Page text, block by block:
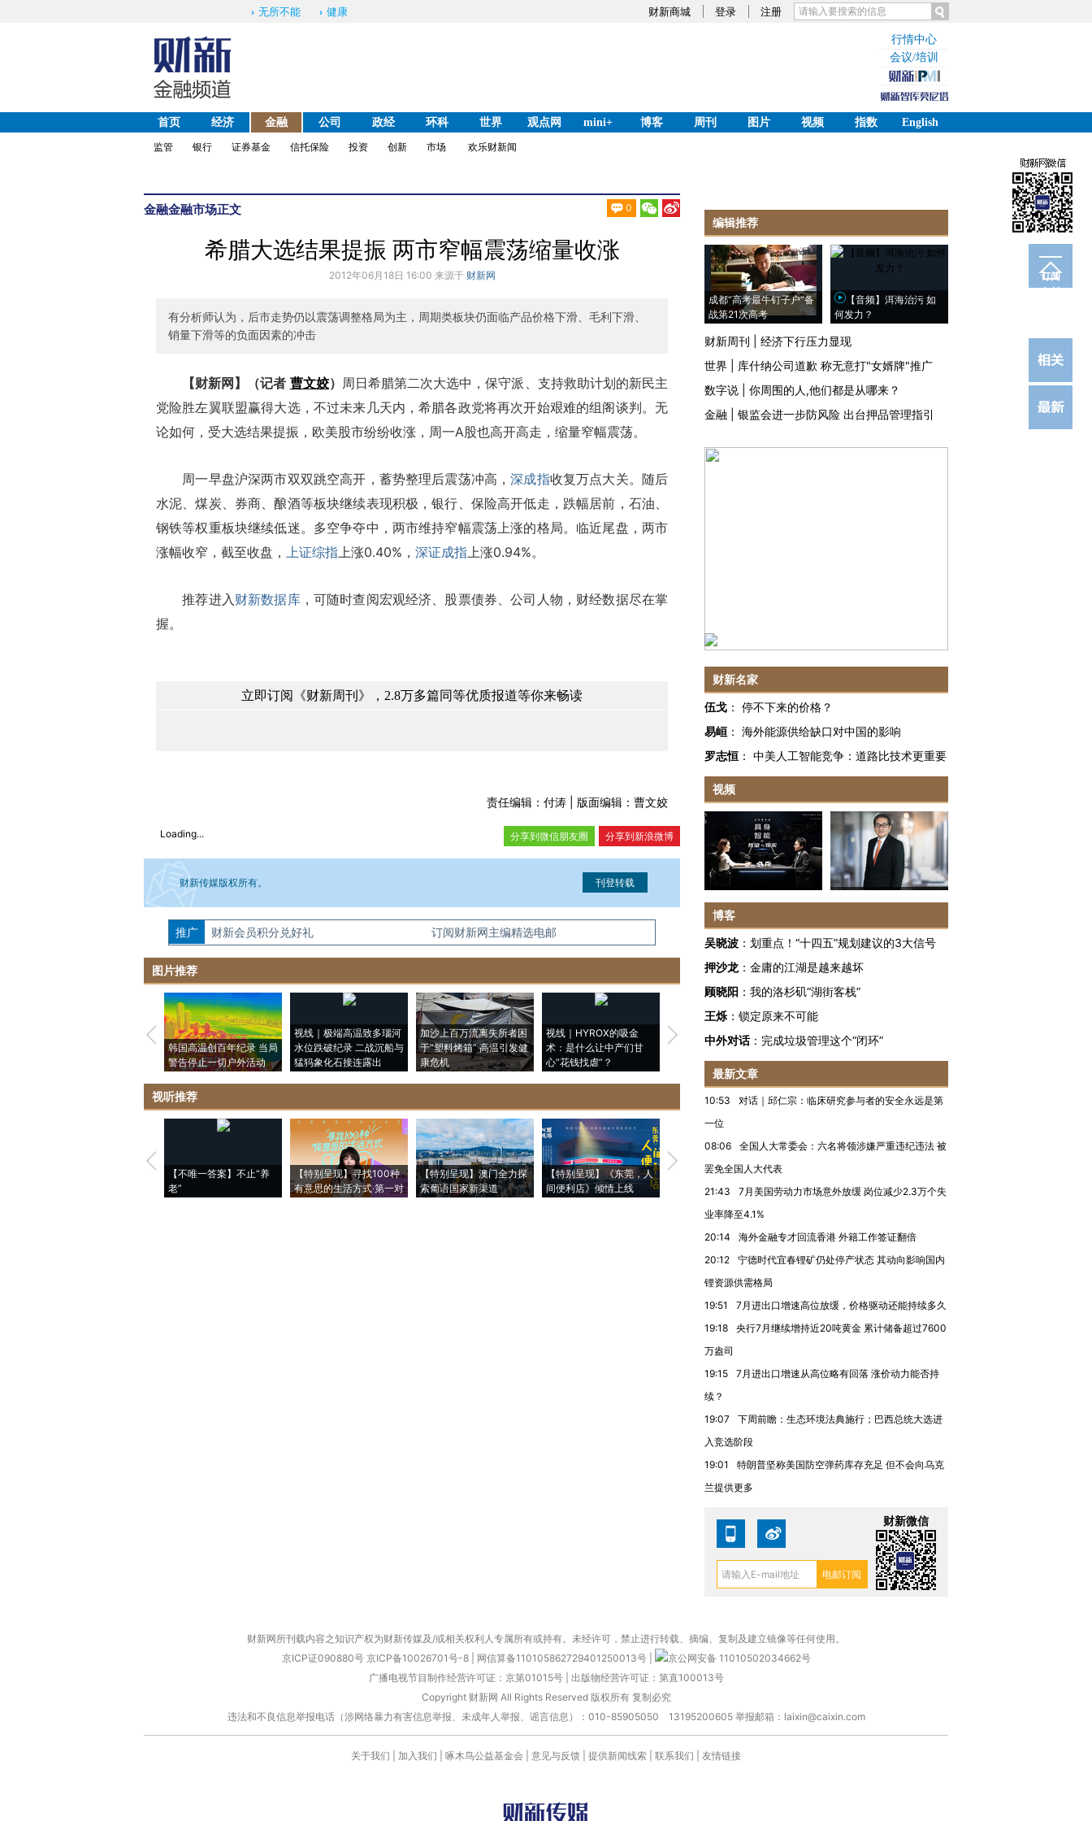
财新商城 登录 注册
无所不能 健康
行情中心
会议/培训
首页 经济 金融 公司 政经 环科 世界 观点网 mini+ 博客 周刊 图片 视频 指数
English
监管
银行 证券基金 信托保险 投资 创新 市场 欢乐财新闻
金融金融市场正文 0
订阅
电邮
希腊大选结果提振 两市窄幅震荡缩量收涨
2012年06月18日 16:00 来源于 财新网
有分析师认为，后市走势仍以震荡调整格局为主，周期类板块仍面临产品价格下滑、毛利下滑、
销量下滑等的负面因素的冲击
【财新网】（记者 曹文姣） 周日希腊第二次大选中，保守派、支持救助计划的新民主
党险胜左翼联盟赢得大选，不过未来几天内，希腊各政党将再次开始艰难的组阁谈判。无
论如何，受大选结果提振，欧美股市纷纷收涨，周一A股也高开高走，缩量窄幅震荡。
周一早盘沪深两市双双跳空高开，蓄势整理后震荡冲高，深成指收复万点大关。随后
水泥、煤炭、券商、酿酒等板块继续表现积极，银行、保险高开低走，跌幅居前，石油、
钢铁等权重板块继续低迷。多空争夺中，两市维持窄幅震荡上涨的格局。临近尾盘，两市
涨幅收窄，截至收盘， 上证综指上涨0.40%， 深证成指上涨0.94%。
推荐进入财新数据库，可随时查阅宏观经济、股票债券、公司人物，财经数据尽在掌
握。
立即订阅《财新周刊》，2.8万多篇同等优质报道等你来畅读
责任编辑：付涛 | 版面编辑：曹文姣
Loading... 分享到新浪微博
分享到微信朋友圈
财新传媒版权所有。
如需刊登转载请点击右侧按钮，提交相关信息。经确认即可刊登转载。
推广 财新会员积分兑好礼 订阅财新网主编精选电邮
图片推荐
韩国高温创百年纪录 当局
警告停止一切户外活动
视线｜极端高温致多瑙河
水位跌破纪录 二战沉船与
猛犸象化石接连露出
加沙上百万流离失所者困
于“塑料烤箱” 高温引发健
康危机
视线｜HYROX的吸金
术：是什么让中产们甘
心“花钱找虐”？
马航飞行员跨国走私7万
粒摇头丸 尿检体内含3种
视线｜被称为“蟑螂”的印
度Z世代 用街头抗争将教
育部长拱下台
飞地休达
视听推荐
【不唯一答案】不止“养
老”
【特别呈现】寻找100种
有意思的生活方式·第一对
【特别呈现】澳门全力探
索葡语国家新渠道
【特别呈现】《东莞，人
间便利店》倾情上线
【推广】走进第四届链博
会，让数智科技“链”接产
有意思的生活方式·第三对
住三大增长引擎是什么？
编辑推荐
成都“高考最牛钉子户”备
战第21次高考
【音频】洱海治污 如
何发力？
财新周刊
经济下行压力显现
世界
库什纳公司道歉 称无意打"女婿牌"推广
数字说
你周围的人,他们都是从哪来？
金融
银监会进一步防风险 出台押品管理指引
财新名家
伍戈 ： 停不下来的价格？
易峘 ： 海外能源供给缺口对中国的影响
罗志恒 ： 中美人工智能竞争：道路比技术更重要
视频
博客
吴晓波 ： 划重点！“十四五”规划建议的3大信号
押沙龙 ： 金庸的江湖是越来越坏
顾晓阳 ： 我的洛杉矶“湖街客栈”
王烁 ： 锁定原来不可能
中外对话： 完成垃圾管理这个“闭环”
最新文章
10:53
对话｜邱仁宗：临床研究参与者的安全永远是第
一位
08:06
全国人大常委会：六名将领涉嫌严重违纪违法 被
罢免全国人大代表
21:43
7月美国劳动力市场意外放缓 岗位减少2.3万个失
业率降至4.1%
20:14
海外金融专才回流香港 外籍工作签证翻倍
20:12
宁德时代宜春锂矿仍处停产状态 其动向影响国内
锂资源供需格局
19:51
7月进出口增速高位放缓，价格驱动还能持续多久
19:18
央行7月继续增持近20吨黄金 累计储备超过7600
万盎司
19:15
7月进出口增速从高位略有回落 涨价动力能否持
续？
19:07
下周前瞻：生态环境法典施行；巴西总统大选进
入竞选阶段
19:01
特朗普坚称美国防空弹药库存充足 但不会向乌克
兰提供更多
财新微信
财新网所刊载内容之知识产权为财新传媒及/或相关权利人专属所有或持有。未经许可，禁止进行转载、摘编、复制及建立镜像等任何使用。
京ICP证090880号 京ICP备10026701号-8 网信算备110105862729401250013号
京公网安备 11010502034662号
广播电视节目制作经营许可证：京第01015号| 出版物经营许可证：第直100013号
Copyright 财新网 All Rights Reserved 版权所有 复制必究
违法和不良信息举报电话（涉网络暴力有害信息举报、未成年人举报、谣言信息）：010-85905050 13195200605 举报邮箱：laixin@caixin.com
关于我们 加入我们 啄木鸟公益基金会 意见与反馈 提供新闻线索 联系我们 友情链接